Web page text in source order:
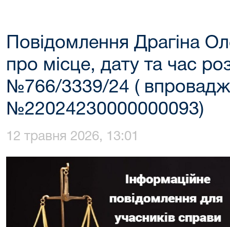
Повідомлення Драгіна
про місце, дату та час
№766/3339/24 (
№22024230000000093)
12 травня 2026, 13:01